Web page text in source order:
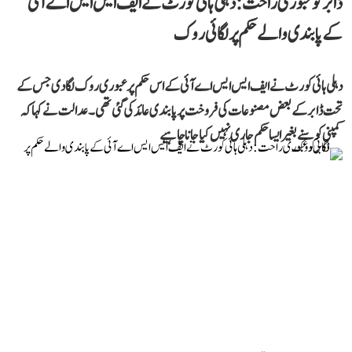
کے پابندی والے حکم پر لگائی روک
دہلی ہائی کورٹ نے ایف ایس ایس اے آئی کے اس حکم پر عبوری روک لگا دی جس کے
تحت ڈابر کے بعض مصنوعات کی فروخت پر پابندی عائد کی گئی تھی۔ عدالت نے کہا کہ
کمپنی کو سنے بغیر ایسا حکم جاری نہیں کیا جانا چاہیے